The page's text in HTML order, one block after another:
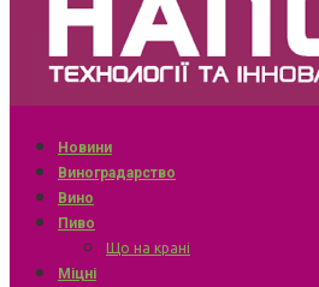
Новини
Виноградарство
Вино
Пиво
Що на крані
Міцні